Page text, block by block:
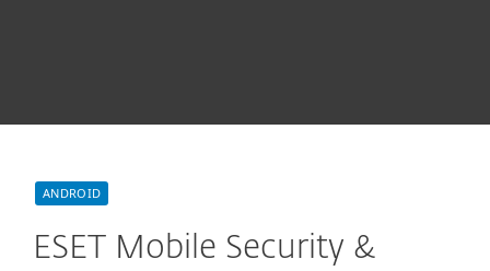
ANDROID
ESET Mobile Security &